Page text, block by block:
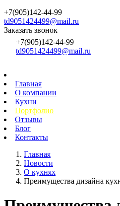
+7(905)142-44-99
td9051424499@mail.ru
Заказать звонок
+7(905)142-44-99
td9051424499@mail.ru
Главная
О компании
Кухни
Портфолио
Отзывы
Блог
Контакты
Главная
Новости
О кухнях
Преимущества дизайна